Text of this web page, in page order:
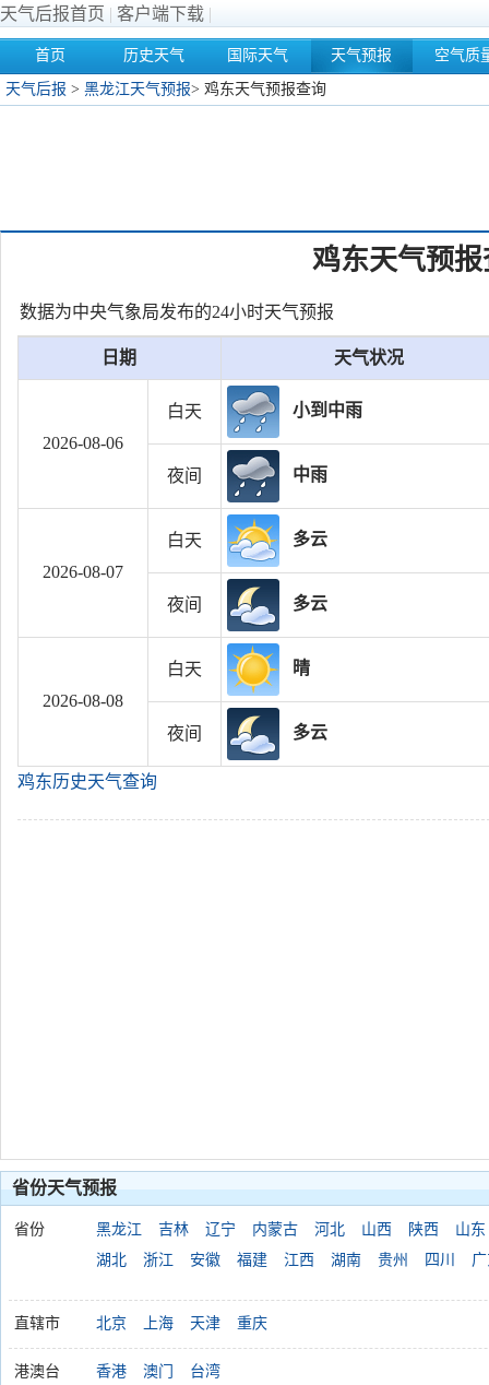
天气后报首页 | 客户端下载 |
首页 历史天气 国际天气 天气预报 空气质
天气后报 > 黑龙江天气预报> 鸡东天气预报查询
鸡东天气预
数据为中央气象局发布的24小时天气预报
日期 天气状况
2026-08-06
白天 小到中雨
夜间 中雨
2026-08-07
白天 多云
夜间 多云
2026-08-08
白天 晴
夜间 多云
鸡东历史天气查询
省份天气预报
省份 黑龙江 吉林 辽宁 内蒙古 河北 山西 陕西
山东
湖北
浙江 安徽 福建 江西 湖南 贵州 四川
直辖市 北京 上海 天津 重庆
港澳台 香港 澳门 台湾